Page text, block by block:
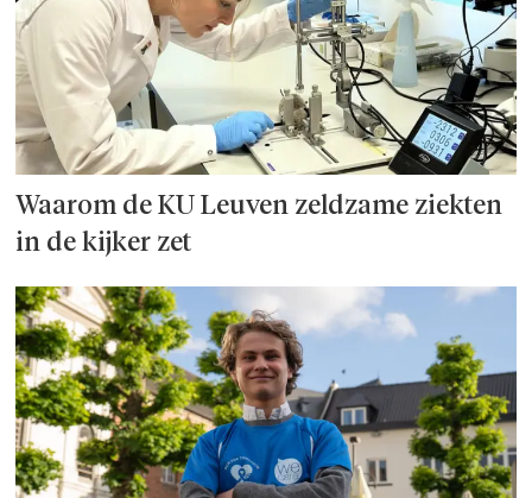
Waarom de KU Leuven zeldzame ziekten
in de kijker zet